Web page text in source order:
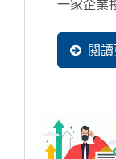
一家企業
信心，但
有更高沒
略只會把
手的問題。
閱